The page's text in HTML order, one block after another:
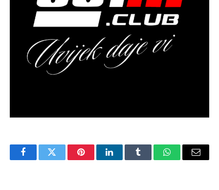
FacebookTwitter PinterestLinkedInTumblr WhatsAppEmail